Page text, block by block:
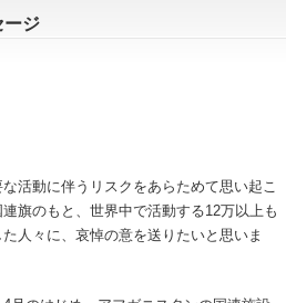
ージ
活動に伴うリスクをあらためて思い起こ
旗のもと、世界中で活動する12万以上も
人々に、哀悼の意を送りたいと思いま